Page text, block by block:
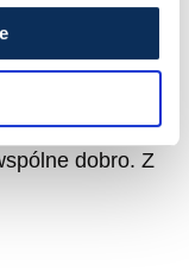
sportu i
dziś przed
strony są
publicznej,
dobro. Z